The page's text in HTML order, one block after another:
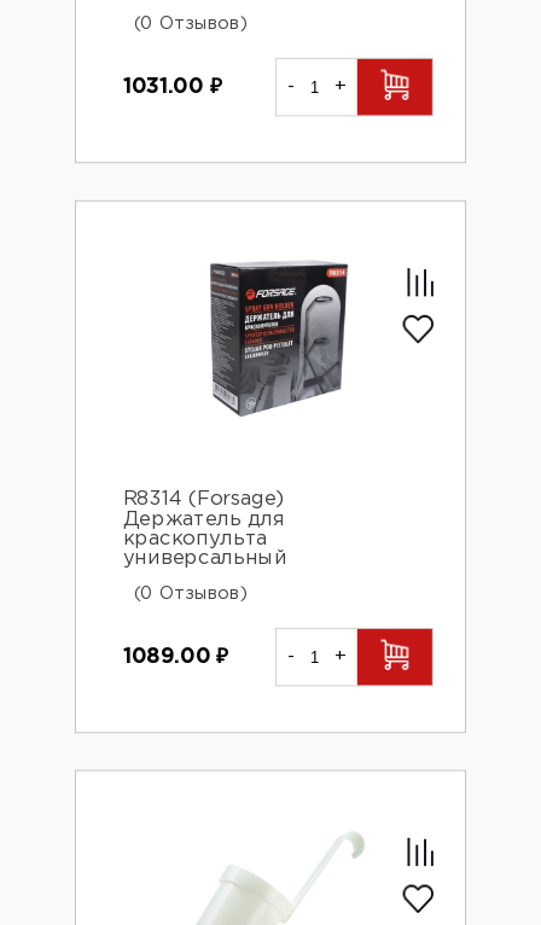
(0 Отзывов)
1031.00 ₽ - +
R8314 (Forsage)
Держатель для
краскопульта
универсальный
(0 Отзывов)
1089.00₽ - +